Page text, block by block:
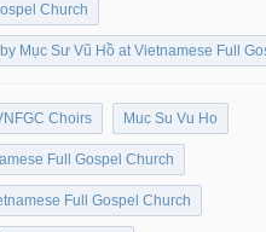
Church
Mục Sư Vũ Hồ at Vietnamese Full
Choirs Muc Su Vu Ho
Full Gospel Church
Full Gospel Church